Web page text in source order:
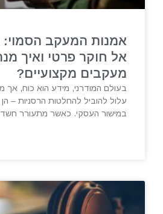
אמנות המעקב הסמוי:
אל חוקר פרטי ואיך
מעקבים מקצועיים?
בעולם המודרני, מידע הוא כוח, אך
עלול להוביל להחלטות הרסניות – הן
במישור העסקי. כאשר מתעורר חשד